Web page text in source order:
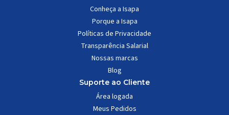
Conheça a Isapa
Porque a Isapa
Políticas de Privacidade
Transparência Salarial
Nossas marcas
Blog
Suporte ao Cliente
Área logada
Meus Pedidos